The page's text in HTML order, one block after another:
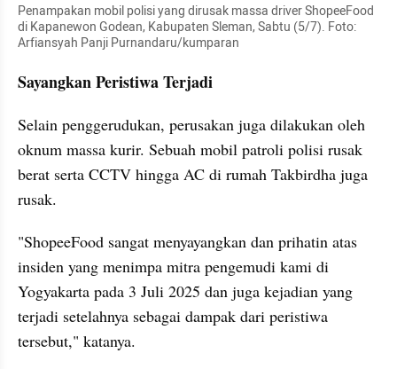
Penampakan mobil polisi yang dirusak massa driver ShopeeFood
di Kapanewon Godean, Kabupaten Sleman, Sabtu (5/7). Foto:
Arfiansyah Panji Purnandaru/kumparan
Sayangkan Peristiwa Terjadi
Selain penggerudukan, perusakan juga dilakukan oleh
oknum massa kurir. Sebuah mobil patroli polisi rusak
berat serta CCTV hingga AC di rumah Takbirdha juga
rusak.
"ShopeeFood sangat menyayangkan dan prihatin atas
insiden yang menimpa mitra pengemudi kami di
Yogyakarta pada 3 Juli 2025 dan juga kejadian yang
terjadi setelahnya sebagai dampak dari peristiwa
tersebut," katanya.